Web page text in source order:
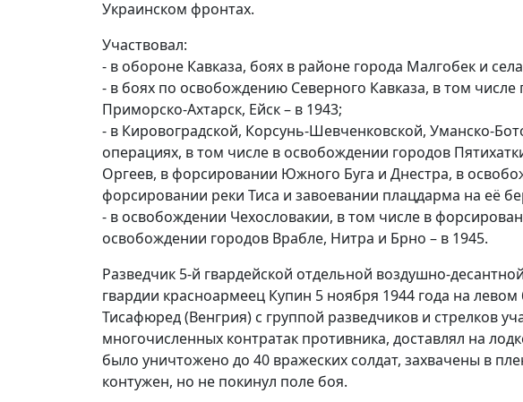
Украинском фронтах.
Участвовал:
- в обороне Кавказа, боях в районе города Малгобек и
- в боях по освобождению Северного Кавказа, в том
Приморско-Ахтарск, Ейск – в 1943;
- в Кировоградской, Корсунь-Шевченковской, Уманско-
операциях, в том числе в освобождении городов
Оргеев, в форсировании Южного Буга и Днестра, в
форсировании реки Тиса и завоевании плацдарма на её
- в освобождении Чехословакии, в том числе в
освобождении городов Врабле, Нитра и Брно – в 1945.
Разведчик 5-й гвардейской отдельной воздушно-
гвардии красноармеец Купин 5 ноября 1944 года на
Тисафюред (Венгрия) с группой разведчиков и стрелков
многочисленных контратак противника, доставлял на
было уничтожено до 40 вражеских солдат, захвачены в
контужен, но не покинул поле боя.